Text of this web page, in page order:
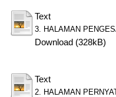
Text
3. HALAMAN
Download (328kB)
Text
2. HALAMAN